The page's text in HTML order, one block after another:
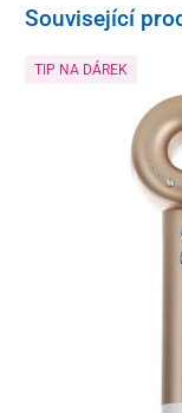
Související
TIP NA DÁREK